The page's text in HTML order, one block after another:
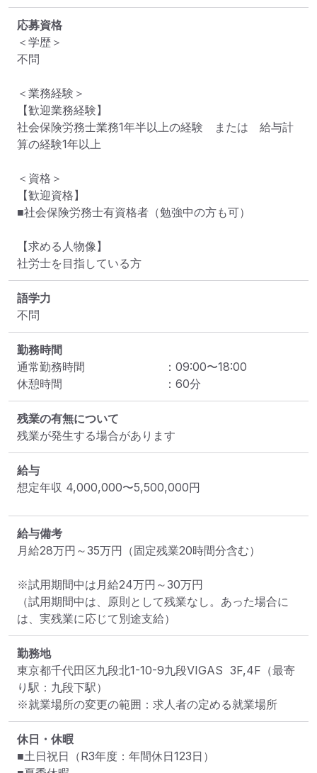
応募資格
＜学歴＞
不問
＜業務経験＞
【歓迎業務経験】
社会保険労務士業務1年半以上の経験　または　給与計
算の経験1年以上
＜資格＞
【歓迎資格】
■社会保険労務士有資格者（勉強中の方も可）
【求める人物像】
社労士を目指している方
語学力
不問
勤務時間
通常勤務時間
： 09:00〜18:00
休憩時間
： 60分
残業の有無について
残業が発生する場合があります
給与
想定年収 4,000,000〜5,500,000円
給与備考
月給28万円～35万円（固定残業20時間分含む）
※試用期間中は月給24万円～30万円
（試用期間中は、原則として残業なし。あった場合に
は、実残業に応じて別途支給）
勤務地
東京都千代田区九段北1-10-9九段VIGAS  3F,4F （最寄
り駅：九段下駅）
※就業場所の変更の範囲：求人者の定める就業場所
休日・休暇
■土日祝日（R3年度：年間休日123日）